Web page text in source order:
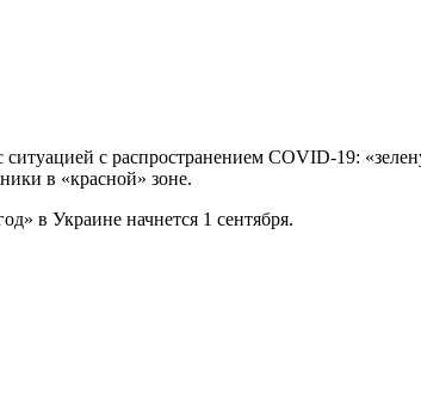
ситуацией с распространением COVID-19:
в «красной» зоне.
в Украине начнется 1 сентября.